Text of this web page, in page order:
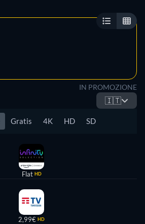
IN PROMOZIONE
🇮🇹
Gratis 4K HD SD
Flat HD
2,99€ HD